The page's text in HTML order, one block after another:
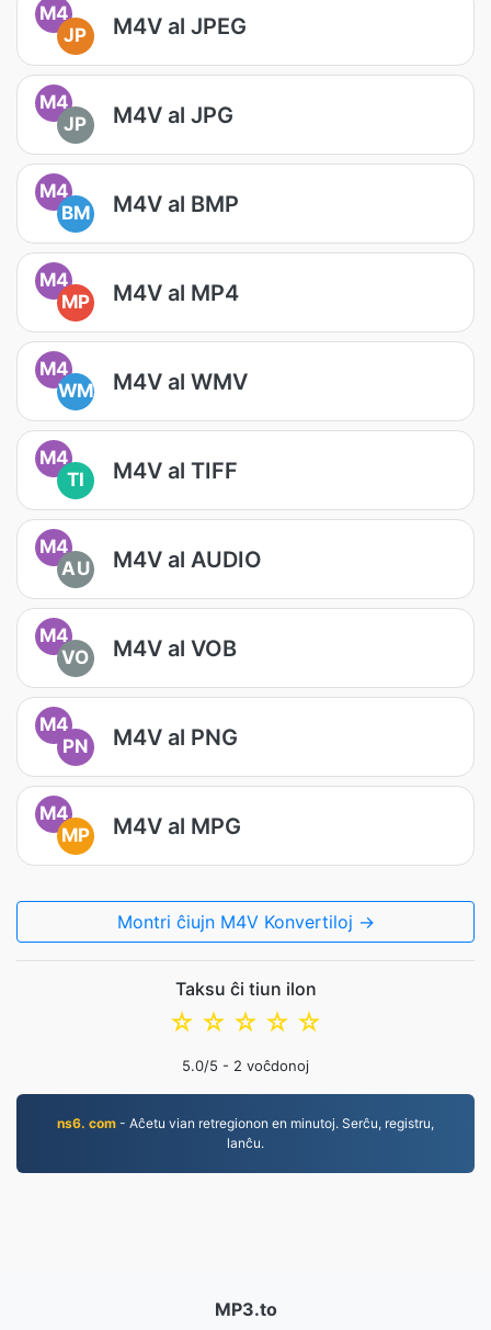
M4
JP
M4V al JPEG
M4
JP
M4V al JPG
M4
BM
M4V al BMP
M4
MP
M4V al MP4
M4
WM
M4V al WMV
M4
TI
M4V al TIFF
M4
AU
M4V al AUDIO
M4
VO
M4V al VOB
M4
PN
M4V al PNG
M4
MP
M4V al MPG
Montri ĉiujn M4V Konvertiloj →
Taksu ĉi tiun ilon
☆
☆
☆
☆
☆
5.0/5 - 2 voĉdonoj
ns6. com - Aĉetu vian retregionon en minutoj. Serĉu, registru,
lanĉu.
MP3.to